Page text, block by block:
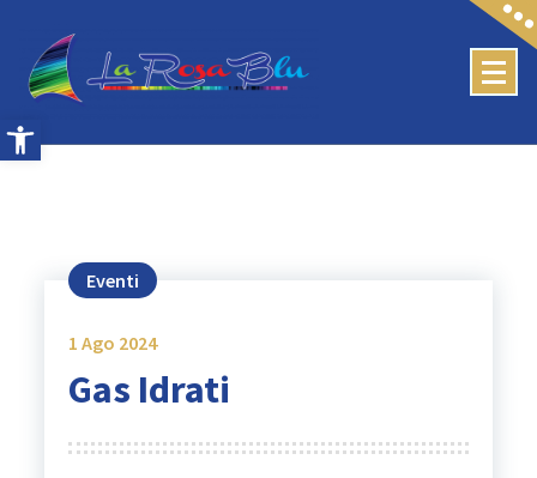
Apri la barra degli strumenti
content
Eventi
1 Ago 2024
Gas Idrati